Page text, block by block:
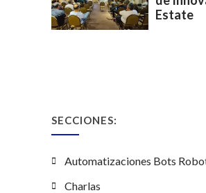
Estate
SECCIONES:
Automatizaciones Bots
Charlas